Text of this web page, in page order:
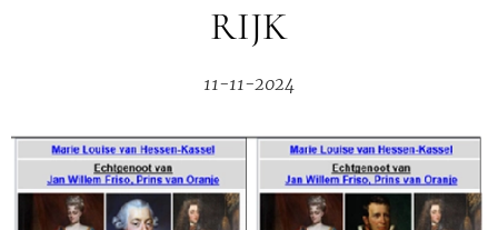
RIJK
11-11-2024